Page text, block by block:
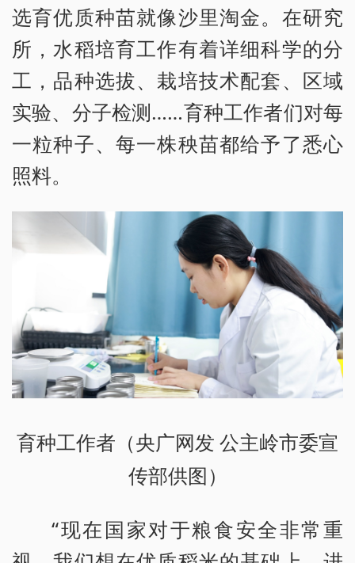
选育优质种苗就像沙里淘金。在研究
所，水稻培育工作有着详细科学的分
工，品种选拔、栽培技术配套、区域
实验、分子检测……育种工作者们对每
一粒种子、每一株秧苗都给予了悉心
照料。
育种工作者（央广网发 公主岭市委宣
传部供图）
“现在国家对于粮食安全非常重